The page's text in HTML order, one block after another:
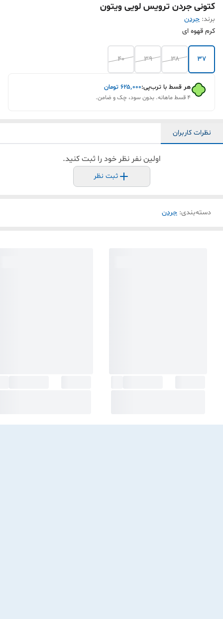
کتونی جردن ترویس لویی ویتون
برند: جردن
کرم قهوه ای
۳۷ ۳۸ ۳۹ ۴۰
هر قسط با ترب‌پی:۶۲۵٬۰۰۰ تومان
۴ قسط ماهانه. بدون سود، چک و ضامن.
نظرات کاربران
اولین نفر نظر خود را ثبت کنید.
ثبت نظر
دسته‌بندی: جردن